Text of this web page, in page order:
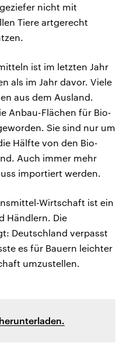
nicht mit
Tiere artgerecht
ist im letzten Jahr
als im Jahr davor. Viele
aus dem Ausland.
Anbau-Flächen für Bio-
Sie sind nur um
Hälfte von den Bio-
Auch immer mehr
importiert werden.
Wirtschaft ist ein
Händlern. Die
Deutschland verpasst
es für Bauern leichter
umzustellen.